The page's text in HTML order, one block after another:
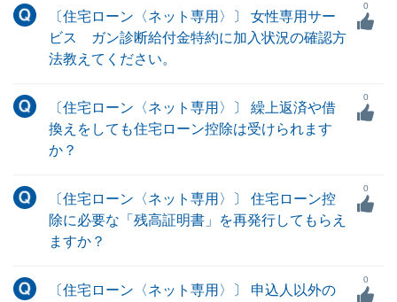
〔住宅ローン〈ネット専用〉〕 女性専用サー
ビス ガン診断給付金特約に加入状況の確認方
法教えてください。
0
〔住宅ローン〈ネット専用〉〕 繰上返済や借
換えをしても住宅ローン控除は受けられます
か？
0
〔住宅ローン〈ネット専用〉〕 住宅ローン控
除に必要な「残高証明書」を再発行してもらえ
ますか？
0
〔住宅ローン〈ネット専用〉〕 申込人以外の
0